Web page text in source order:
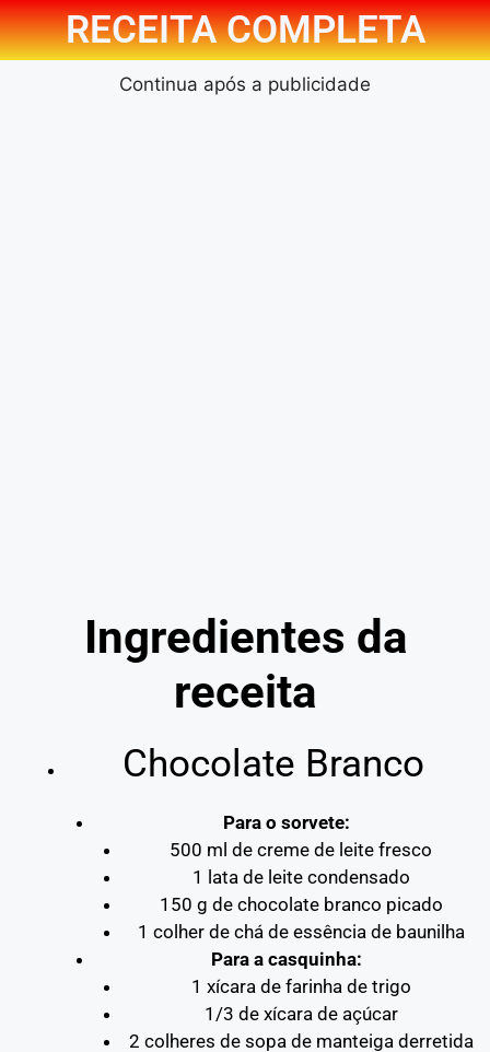
RECEITA COMPLETA
Continua após a publicidade
Ingredientes da
receita
Chocolate Branco
Para o sorvete:
500 ml de creme de leite fresco
1 lata de leite condensado
150 g de chocolate branco picado
1 colher de chá de essência de baunilha
Para a casquinha:
1 xícara de farinha de trigo
1/3 de xícara de açúcar
2 colheres de sopa de manteiga derretida